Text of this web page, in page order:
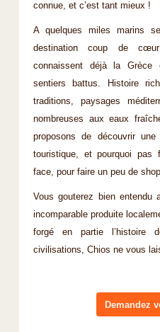
connue, et c’est tant mieux !
A quelques miles marins
destination coup de
connaissent déjà la Grèce
sentiers battus. Histoire
traditions, paysages
nombreuses aux eaux
proposons de découvrir
touristique, et pourquoi pas
face, pour faire un peu de
Vous gouterez bien
incomparable produite
forgé en partie l’histoire
civilisations, Chios ne vous
Demandez